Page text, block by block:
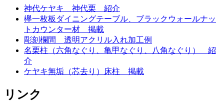
神代ケヤキ 神代栗 紹介
欅一枚板ダイニングテーブル、ブラックウォールナッ
トカウンター材 掲載
彫刻欄間 透明アクリル入れ加工例
名栗柱（六角なぐり、亀甲なぐり、八角なぐり） 紹
介
ケヤキ無垢（芯去り）床柱 掲載
リンク